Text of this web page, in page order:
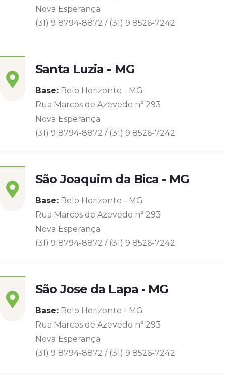
Nova Esperança
(31) 9 8794-8872 / (31) 9 8526-7242
Santa Luzia - MG
Base: Belo Horizonte - MG
Rua Marcos de Azevedo n° 293
Nova Esperança
(31) 9 8794-8872 / (31) 9 8526-7242
São Joaquim da Bica - MG
Base: Belo Horizonte - MG
Rua Marcos de Azevedo n° 293
Nova Esperança
(31) 9 8794-8872 / (31) 9 8526-7242
São Jose da Lapa - MG
Base: Belo Horizonte - MG
Rua Marcos de Azevedo n° 293
Nova Esperança
(31) 9 8794-8872 / (31) 9 8526-7242